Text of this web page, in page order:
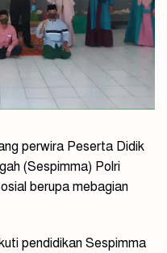
perwira Peserta Didik
(Sespimma) Polri
berupa mebagian
pendidikan Sespimma